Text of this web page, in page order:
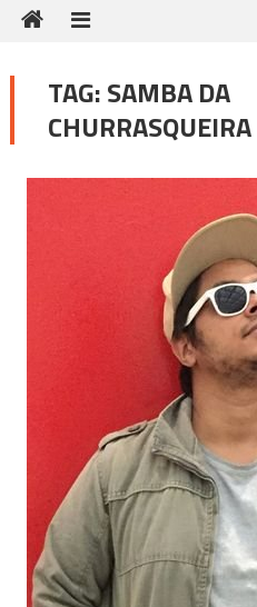
TAG:SAMBA DA
CHURRASQUEIRA